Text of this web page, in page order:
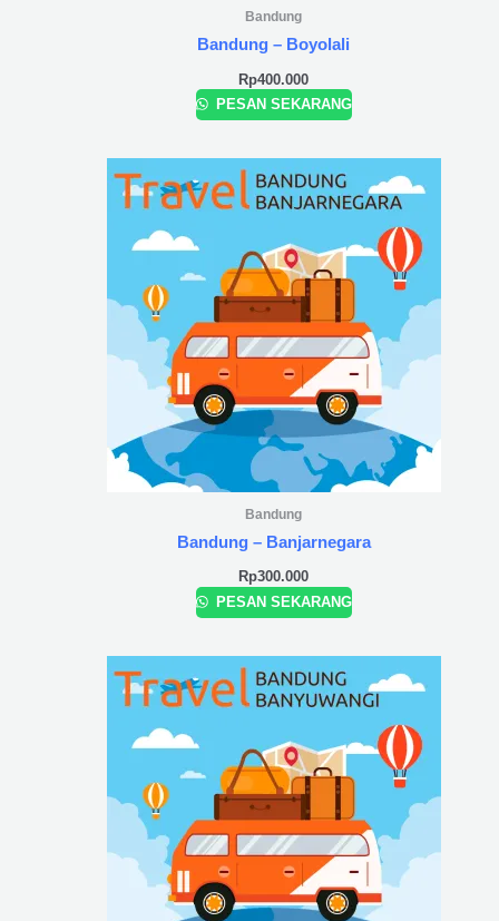
Bandung
Bandung – Boyolali
Rp400.000
PESAN SEKARANG
Bandung
Bandung – Banjarnegara
Rp300.000
PESAN SEKARANG